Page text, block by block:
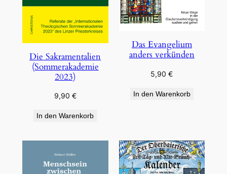
Die Sakramentalien
(Sommerakademie
2023)
9,90 €
In den Warenkorb
Das Evangelium
anders verkünden
5,90€
In den Warenkorb